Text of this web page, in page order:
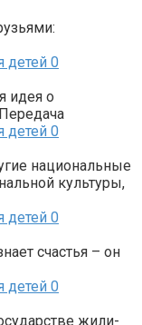
детей 0
идея о
детей 0
национальные
культуры,
детей 0
счастья – он
детей 0
жили-